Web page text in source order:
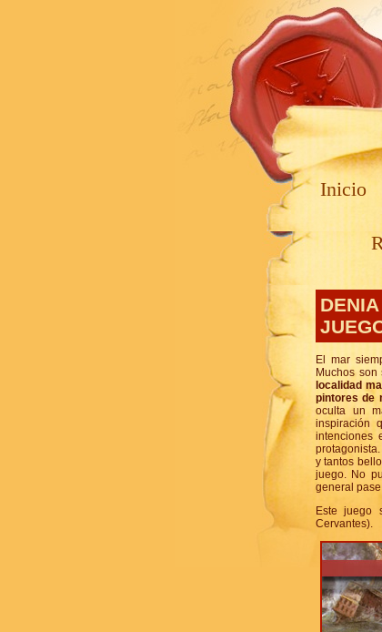
Inicio
El mar
Muchos
localidad
pintores de
oculta un
inspiración
intenciones
y tantos
juego. No
general
Este juego
Cervantes).